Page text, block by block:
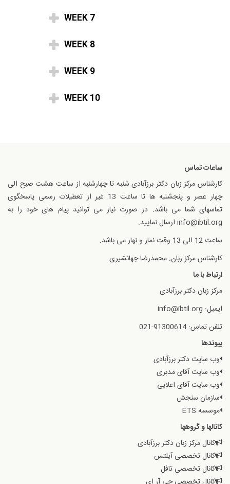
WEEK 7
WEEK 8
WEEK 9
WEEK 10
ساعات تماس
کارشناس مرکز زبان دکتر برزآبادی شنبه تا چهارشنبه از ساعت هشت صبح الی
چهار عصر و پنجشنبه ها تا ساعت 13 غیر از تعطیلات رسمی پاسخگوی
تماسهای شما می باشد. در صورت نیاز می توانید پیام های خود را به
info@ibtil.org ارسال نمایید.
ساعت 12 الی 13 وقت نماز و نهار می باشد.
کارشناس مرکز زبان: محمدرضا جهانشیری
ارتباط با ما
مرکز زبان دکتر برزآبادی
ایمیل: info@ibtil.org
تلفن تماس: 91300614-021
پیوندها
وب سایت دکتر برزآبادی
وب سایت آقای مدبری
وب سایت آقای اعلایی
سازمان سنجش
موسسه ETS
کانالها و گروهها
کانال مرکز زبان دکتر برزآبادی
کانال تخصصی آیلتس
کانال تخصصی تافل